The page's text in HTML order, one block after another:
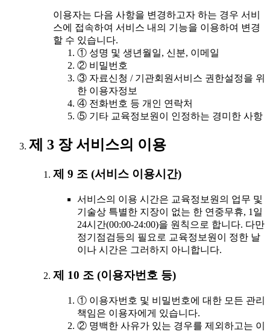
이용자는 다음 사항을 변경하고자 하는 경우 서비
스에 접속하여 서비스 내의 기능을 이용하여 변경
할 수 있습니다.
① 성명 및 생년월일, 신분, 이메일
② 비밀번호
③ 자료신청 / 기관회원서비스 권한설정을 위
한 이용자정보
④ 전화번호 등 개인 연락처
⑤ 기타 교육정보원이 인정하는 경미한 사항
제 3 장 서비스의 이용
제 9 조 (서비스 이용시간)
서비스의 이용 시간은 교육정보원의 업무 및
기술상 특별한 지장이 없는 한 연중무휴, 1일
24시간(00:00-24:00)을 원칙으로 합니다. 다만
정기점검등의 필요로 교육정보원이 정한 날
이나 시간은 그러하지 아니합니다.
제 10 조 (이용자번호 등)
① 이용자번호 및 비밀번호에 대한 모든 관리
책임은 이용자에게 있습니다.
② 명백한 사유가 있는 경우를 제외하고는 이